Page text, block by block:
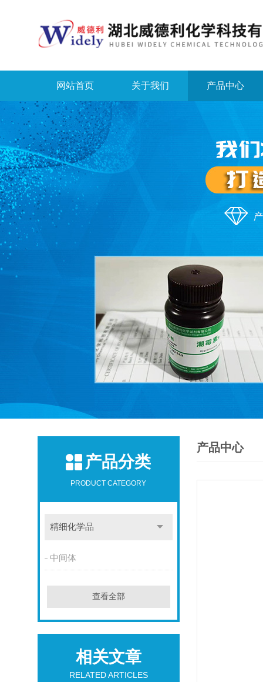
网站首页 关于我们 产品中心
产品分类
PRODUCT CATEGORY
精细化学品
中间体
查看全部
相关文章
RELATED ARTICLES
产品中心